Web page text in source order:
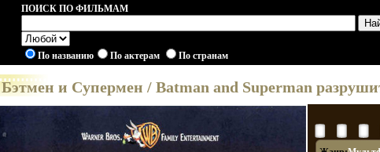
ПОИСК ПО ФИЛЬМАМ
По названию По актерам По странам
Бэтмен и Супермен / Batman and Superman